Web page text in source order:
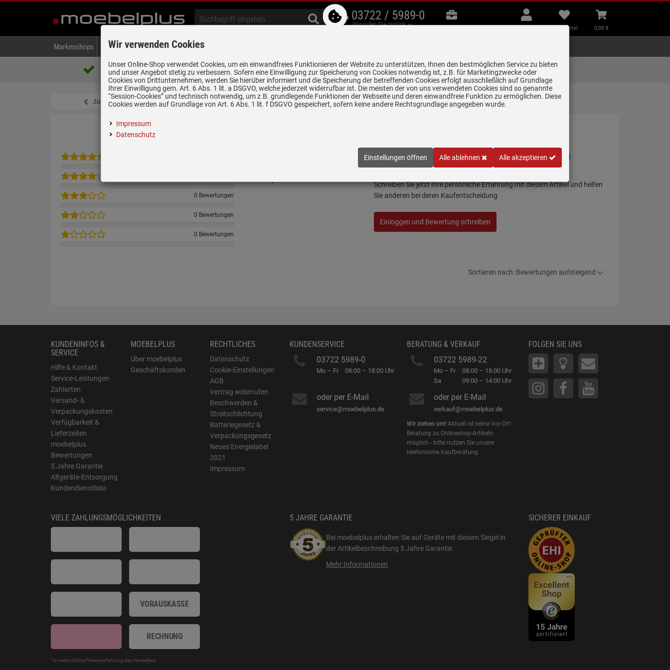
03722 / 5989-0
Wir rufen Sie zurück
B2B
Beratung
Mein
Konto
Merkzettel
aufklappen
Merkzettel
Warenkorb
aufklappen
0,00 €
Markenshops Backen & Kochen Kühlen & Gefrieren
Über 85.000 positive Bewertungen
auf eBay, Amazon und Trusted Shops
5 Jahre Garantie auf
alle gekennzeichneten Produkte
Lieferung zum
Wunschtermin
zurück zum Artikel
0 Bewertungen
0 Bewertungen
0 Bewertungen
Franke Basis BFG 651-78 Schiefergrau - 114.0723.961
Granitspüle
Schreiben Sie jetzt Ihre persönliche Erfahrung mit diesem Artikel und helfen
Sie anderen bei deren Kaufentscheidung
Einloggen und Bewertung schreiben
Sortieren nach: Bewertungen aufsteigend
KUNDENINFOS &
SERVICE
Hilfe & Kontakt
Service-Leistungen
Zahlarten
Versand- &
Verpackungskosten
Verfügbarkeit &
Lieferzeiten
moebelplus
Bewertungen
5 Jahre Garantie
Altgeräte-Entsorgung
Kundendienstliste
MOEBELPLUS
Über moebelplus
Geschäftskunden
RECHTLICHES
Datenschutz
Cookie-Einstellungen
AGB
Vertrag widerrufen
Beschwerden &
Streitschlichtung
Batteriegesetz &
Verpackungsgesetz
Neues Energielabel
2021
Impressum
KUNDENSERVICE
03722 5989-0
Mo – Fr 08:00 – 18:00 Uhr
oder per E-Mail
service@moebelplus.de
BERATUNG & VERKAUF
03722 5989-22
Mo – Fr
Sa
08:00 – 18:00 Uhr
09:00 – 14:00 Uhr
oder per E-Mail
verkauf@moebelplus.de
Wir ziehen um! Aktuell ist keine Vor-Ort-
Beratung zu Onlineshop-Artikeln
möglich - bitte nutzen Sie unsere
telefonische Kaufberatung.
FOLGEN SIE UNS
VIELE ZAHLUNGSMÖGLICHKEITEN
VORAUSKASSE
RECHNUNG
*Unverbindliche Preisempfehlung des Herstellers
5 JAHRE GARANTIE
Bei moebelplus erhalten Sie auf Geräte mit diesem Siegel in
der Artikelbeschreibung 5 Jahre Garantie.
Mehr Informationen
SICHERER EINKAUF
Wir verwenden Cookies
Unser Online-Shop verwendet Cookies, um ein einwandfreies Funktionieren der Website zu unterstützen, Ihnen den bestmöglichen Service zu bieten
und unser Angebot stetig zu verbessern. Sofern eine Einwilligung zur Speicherung von Cookies notwendig ist, z.B. für Marketingzwecke oder
Cookies von Drittunternehmen, werden Sie hierüber informiert und die Speicherung der betreffenden Cookies erfolgt ausschließlich auf Grundlage
Ihrer Einwilligung gem. Art. 6 Abs. 1 lit. a DSGVO, welche jederzeit widerrufbar ist. Die meisten der von uns verwendeten Cookies sind so genannte
“Session-Cookies” und technisch notwendig, um z.B. grundlegende Funktionen der Webseite und deren einwandfreie Funktion zu ermöglichen. Diese
Cookies werden auf Grundlage von Art. 6 Abs. 1 lit. f DSGVO gespeichert, sofern keine andere Rechtsgrundlage angegeben wurde.
Impressum
Datenschutz
Einstellungen öffnen Alle ablehnen Alle akzeptieren